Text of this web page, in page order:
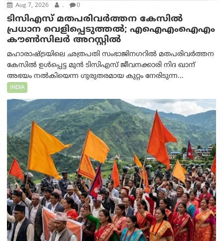
Aug 7, 2026 . 0
ടിസിഎസ് മതപരിവർത്തന കേസിൽ
പ്രധാന വെളിപ്പെടുത്തൽ; എഐഎംഐഎം
കൗൺസിലർ അറസ്റ്റിൽ
മഹാരാഷ്ട്രയിലെ ഛത്രപതി സംഭാജിനഗറിൽ മതപരിവർത്തന
കേസിൽ ഉൾപ്പെട്ട മുൻ ടിസിഎസ് ജീവനക്കാരി നിദ ഖാന്
അഭയം നൽകിയെന്ന ഗുരുതരമായ കുറ്റം നേരിടുന്ന...
INDIA